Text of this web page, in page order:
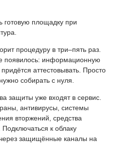
готовую площадку при
процедуру в три–пять раз.
появилось: информационную
аттестовывать. Просто
собирать с нуля.
защиты уже входят в сервис.
антивирусы, системы
вторжений, средства
Подключаться к облаку
через защищённые каналы на